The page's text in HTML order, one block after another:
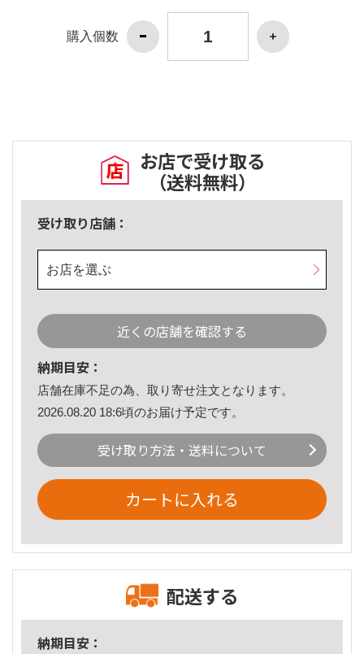
購入個数
お店で受け取る
（送料無料）
受け取り店舗：
お店を選ぶ
近くの店舗を確認する
納期目安：
店舗在庫不足の為、取り寄せ注文となります。
2026.08.20 18:6頃のお届け予定です。
受け取り方法・送料について
カートに入れる
配送する
納期目安：